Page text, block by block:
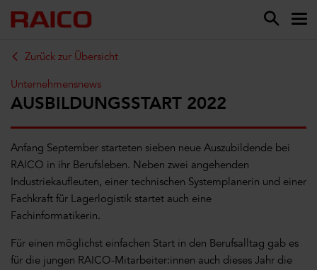
Zurück zur Übersicht
Unternehmensnews
AUSBILDUNGSSTART 2022
Anfang September starteten sieben neue Auszubildende bei
RAICO in ihr Berufsleben. Neben zwei angehenden
Industriekaufleuten, einer technischen Systemplanerin und einer
Fachkraft für Lagerlogistik startet auch eine
Fachinformatikerin.
Für einen möglichst einfachen Start in den Berufsalltag gab es
für die jungen RAICO-Mitarbeiter:innen auch dieses Jahr die